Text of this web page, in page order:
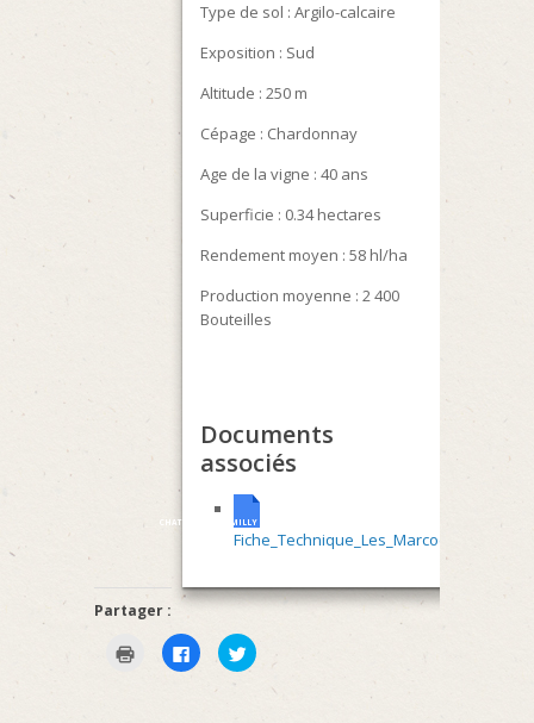
Type de sol : Argilo-calcaire
Exposition : Sud
Altitude : 250 m
Cépage : Chardonnay
Age de la vigne : 40 ans
Superficie : 0.34 hectares
Rendement moyen : 58 hl/ha
Production moyenne : 2 400
Bouteilles
Documents
associés
CHATEAUDECHAMILLY
Fiche_Technique_Les_Marcoeurs
Partager :
Cliquer
pour
imprimer(ouvre
Cliquez
pour
partager
Cliquez
pour
partager